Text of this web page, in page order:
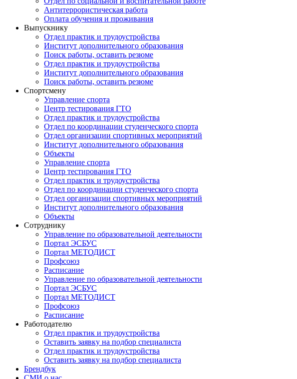
Антитеррористическая работа
Оплата обучения и проживания
Выпускнику
Отдел практик и трудоустройства
Институт дополнительного образования
Поиск работы, оставить резюме
Отдел практик и трудоустройства
Институт дополнительного образования
Поиск работы, оставить резюме
Спортсмену
Управление спорта
Центр тестирования ГТО
Отдел практик и трудоустройства
Отдел по координации студенческого спорта
Отдел организации спортивных мероприятий
Институт дополнительного образования
Объекты
Управление спорта
Центр тестирования ГТО
Отдел практик и трудоустройства
Отдел по координации студенческого спорта
Отдел организации спортивных мероприятий
Институт дополнительного образования
Объекты
Сотруднику
Управление по образовательной деятельности
Портал ЭСБУС
Портал МЕТОДИСТ
Профсоюз
Расписание
Управление по образовательной деятельности
Портал ЭСБУС
Портал МЕТОДИСТ
Профсоюз
Расписание
Работодателю
Отдел практик и трудоустройства
Оставить заявку на подбор специалиста
Отдел практик и трудоустройства
Оставить заявку на подбор специалиста
Брендбук